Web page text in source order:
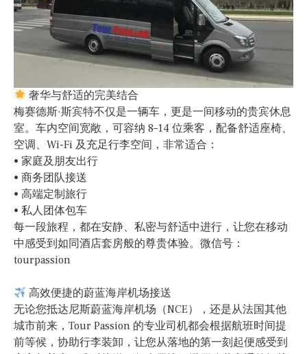
奢华与舒适的完美结合
梅赛德斯·斯宾特不仅是一辆车，更是一间移动的贵宾休息
室。车内空间宽敞，可容纳 8–14 位乘客，配备舒适座椅、
空调、Wi-Fi 及充足行李空间，非常适合：
• 家庭及朋友出行
• 商务团队接送
• 高端定制旅行
• 私人团体包车
每一段旅程，都在安静、私密与舒适中进行，让您在移动
中感受到如同酒店套房般的尊贵体验。微信号：
tourpassion
高效便捷的蔚蓝海岸机场接送
无论您抵达尼斯蔚蓝海岸机场（NCE），还是从法国其他
城市前来，Tour Passion 的专业司机都会根据航班时间提
前等候，协助行李装卸，让您从落地的第一刻起便感受到